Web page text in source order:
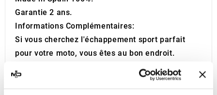
Garantie 2 ans.
Informations Complémentaires:
Si vous cherchez l'échappement sport parfait
pour votre moto, vous êtes au bon endroit.
Depuis plus d'une décennie, MotoDecibel
s'occupe de la recherche et de la revente des